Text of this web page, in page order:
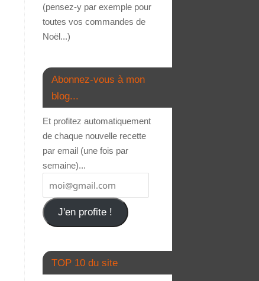
(pensez-y par exemple pour
toutes vos commandes de
Noël...)
Abonnez-vous à mon
blog...
Et profitez automatiquement
de chaque nouvelle recette
par email (une fois par
semaine)...
J'en profite !
TOP 10 du site